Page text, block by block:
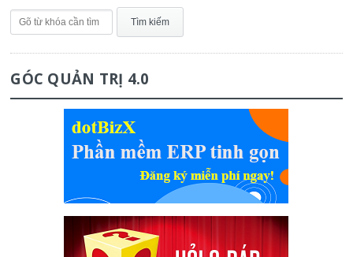
GÓC QUẢN TRỊ 4.0